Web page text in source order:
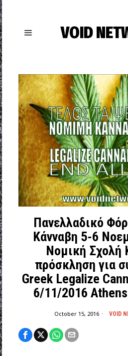
VOID
Πανελλαδικό
Κάνναβη 5-6
Νομική Σχολή
πρόσκληση για
Greek Legalize
6/11/2016
October 15, 2016 VOID